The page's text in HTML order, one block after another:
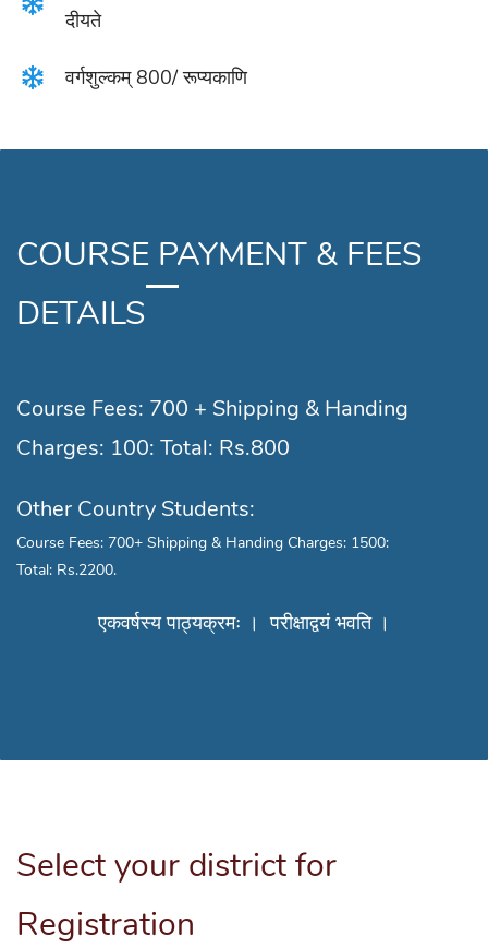
दीयते
वर्गशुल्कम् 800/ रूप्यकाणि
COURSE PAYMENT & FEES
DETAILS
Course Fees: 700 + Shipping & Handing
Charges: 100: Total: Rs.800
Other Country Students:
Course Fees: 700+ Shipping & Handing Charges: 1500:
Total: Rs.2200.
एकवर्षस्य पाठ्यक्रमः ।परीक्षाद्वयं भवति ।
Select your district for
Registration